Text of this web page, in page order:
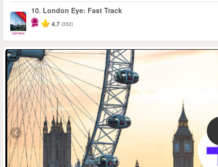
-15%
10. London Eye: Fast Track
4.7 (352)